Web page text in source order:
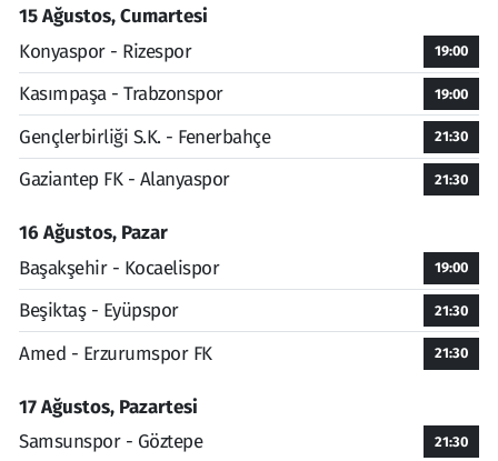
15 Ağustos, Cumartesi
Konyaspor - Rizespor
19:00
Kasımpaşa - Trabzonspor 19:00
Gençlerbirliği S.K. - Fenerbahçe 21:30
Gaziantep FK - Alanyaspor 21:30
16 Ağustos, Pazar
Başakşehir - Kocaelispor
19:00
Beşiktaş - Eyüpspor 21:30
Amed - Erzurumspor FK 21:30
17 Ağustos, Pazartesi
Samsunspor - Göztepe
21:30